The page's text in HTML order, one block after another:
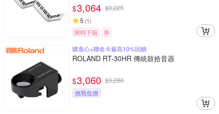
$3,064 $3,225
5 (1)
限時下殺
券
購衷心+聯名卡最高10%回饋
ROLAND RT-30HR 傳統鼓拾音器
$3,060 $3,290
挑戰低價